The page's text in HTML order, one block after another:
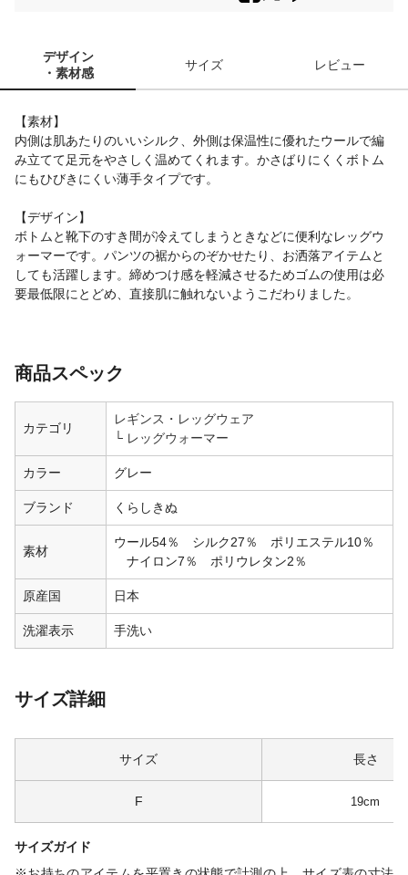
デザイン
・素材感
サイズ レビュー
【素材】
内側は肌あたりのいいシルク、外側は保温性に優れたウールで編
み立てて足元をやさしく温めてくれます。かさばりにくくボトム
にもひびきにくい薄手タイプです。
【デザイン】
ボトムと靴下のすき間が冷えてしまうときなどに便利なレッグウ
ォーマーです。パンツの裾からのぞかせたり、お洒落アイテムと
しても活躍します。締めつけ感を軽減させるためゴムの使用は必
要最低限にとどめ、直接肌に触れないようこだわりました。
商品スペック
カテゴリ
レギンス・レッグウェア
レッグウォーマー
カラー グレー
ブランド くらしきぬ
素材
ウール54％ シルク27％ ポリエステル10％
ナイロン7％ ポリウレタン2％
原産国 日本
洗濯表示 手洗い
サイズ詳細
サイズ 長さ
F 19cm
サイズガイド